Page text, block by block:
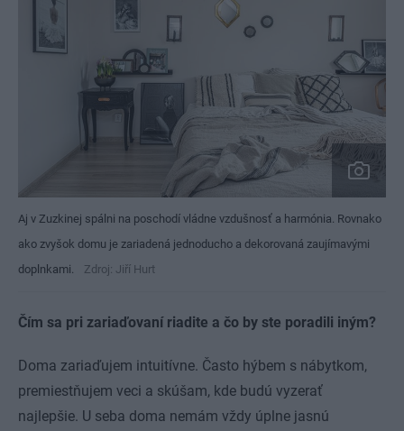
Aj v Zuzkinej spálni na poschodí vládne vzdušnosť a harmónia. Rovnako
ako zvyšok domu je zariadená jednoducho a dekorovaná zaujímavými
doplnkami.
Zdroj: Jiří Hurt
Čím sa pri zariaďovaní riadite a čo by ste poradili iným?
Doma zariaďujem intuitívne. Často hýbem s nábytkom,
premiestňujem veci a skúšam, kde budú vyzerať
najlepšie. U seba doma nemám vždy úplne jasnú